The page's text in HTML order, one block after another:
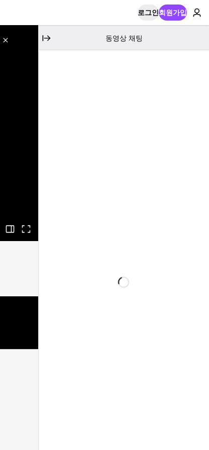
로그인회원가입
동영상 채팅